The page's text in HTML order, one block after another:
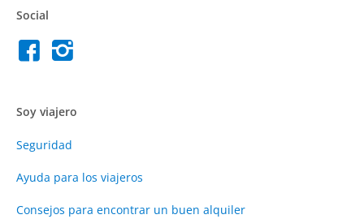
Social
Soy viajero
Seguridad
Ayuda para los viajeros
Consejos para encontrar un buen alquiler